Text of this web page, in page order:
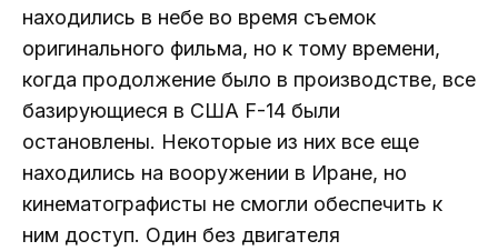
находились в небе во время съемок
оригинального фильма, но к тому времени,
когда продолжение было в производстве, все
базирующиеся в США F-14 были
остановлены. Некоторые из них все еще
находились на вооружении в Иране, но
кинематографисты не смогли обеспечить к
ним доступ. Один без двигателя